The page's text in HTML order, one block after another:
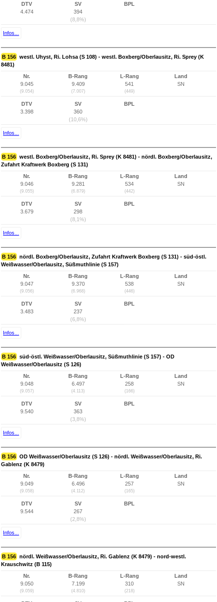
DTV
4.474
SV
394
(8,8%)
BPL
Infos...
B 156 westl. Uhyst, Ri. Lohsa (S 108) - westl. Boxberg/Oberlausitz, Ri. Sprey (K
8481)
Nr.
9.045
(9.054)
B-Rang
9.409
(7.007)
L-Rang
541
(449)
Land
SN
DTV
3.398
SV
360
(10,6%)
BPL
Infos...
B 156 westl. Boxberg/Oberlausitz, Ri. Sprey (K 8481) - nördl. Boxberg/Oberlausitz,
Zufahrt Kraftwerk Boxberg (S 131)
Nr.
9.046
(9.055)
B-Rang
9.281
(6.879)
L-Rang
534
(442)
Land
SN
DTV
3.679
SV
298
(8,1%)
BPL
Infos...
B 156 nördl. Boxberg/Oberlausitz, Zufahrt Kraftwerk Boxberg (S 131) - süd-östl.
Weißwasser/Oberlausitz, Süßmuthlinie (S 157)
Nr.
9.047
(9.056)
B-Rang
9.370
(6.968)
L-Rang
538
(446)
Land
SN
DTV
3.483
SV
237
(6,8%)
BPL
Infos...
B 156 süd-östl. Weißwasser/Oberlausitz, Süßmuthlinie (S 157) - OD
Weißwasser/Oberlausitz (S 126)
Nr.
9.048
(9.057)
B-Rang
6.497
(4.113)
L-Rang
258
(166)
Land
SN
DTV
9.540
SV
363
(3,8%)
BPL
Infos...
B 156 OD Weißwasser/Oberlausitz (S 126) - nördl. Weißwasser/Oberlausitz, Ri.
Gablenz (K 8479)
Nr.
9.049
(9.058)
B-Rang
6.496
(4.112)
L-Rang
257
(165)
Land
SN
DTV
9.544
SV
267
(2,8%)
BPL
Infos...
B 156 nördl. Weißwasser/Oberlausitz, Ri. Gablenz (K 8479) - nord-westl.
Krauschwitz (B 115)
Nr.
9.050
(9.059)
B-Rang
7.199
(4.810)
L-Rang
310
(218)
Land
SN